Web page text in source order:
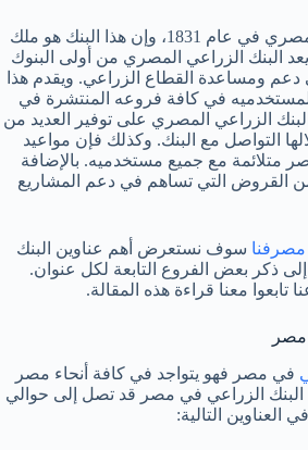
تم إنشاء البنك الزراعي المصري في عام 1831، وإن هذا البنك هو ملك
البنك الزراعي المصري من أولى البنوك
ومساعدة القطاع الزراعي. ويقدم هذا
لمستخدميه في كافة فروعه المنتشرة في
الزراعي المصري على توفير العديد من
التواصل مع البنك. وكذلك فإن مواعيد
متلائمة مع جميع مستخدميه. بالإضافة
من القروض التي تساهم في دعم المشاريع
سوف نستعرض أهم عناوين البنك
ذكر بعض الفروع التابعة لكل عنوان.
تابعوا معنا قراءة هذه المقالة.
مصر
في مصر فهو يتواجد في كافة أنحاء مصر
البنك الزراعي في مصر قد تصل إلى حوالي